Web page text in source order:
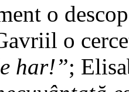
o
o
har!”;